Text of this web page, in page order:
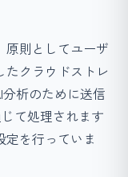
原則としてユーザ
たクラウドストレ
析のために送信
て処理されます
を行っていま